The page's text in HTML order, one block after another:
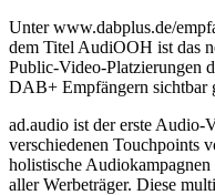
Unter www.dabplus.de/
dem Titel AudiOOH ist das
Public-Video-Platzierungen
DAB+ Empfängern sichtbar
ad.audio ist der erste Audio-
verschiedenen Touchpoints
holistische
aller Werbeträger. Diese